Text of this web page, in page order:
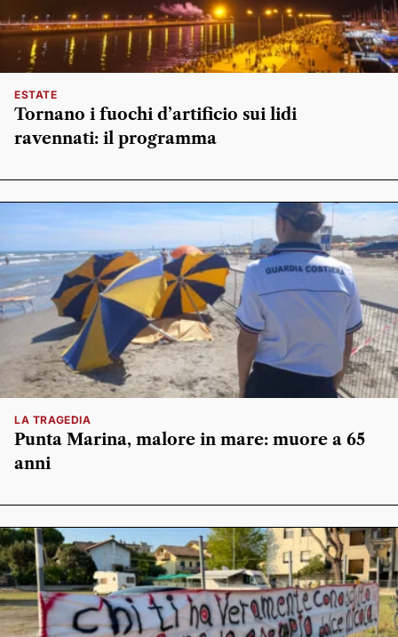
ESTATE
Tornano i fuochi d’artificio sui lidi
ravennati: il programma
LA TRAGEDIA
Punta Marina, malore in mare: muore a 65
anni